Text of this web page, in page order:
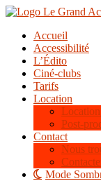
Aller
contenu
principal
Accueil
Accessibilité
L’Édito
Ciné-clubs
Tarifs
Location
Post-
Contact
Nous
Mode